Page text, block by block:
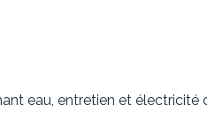
eau, entretien et électricité